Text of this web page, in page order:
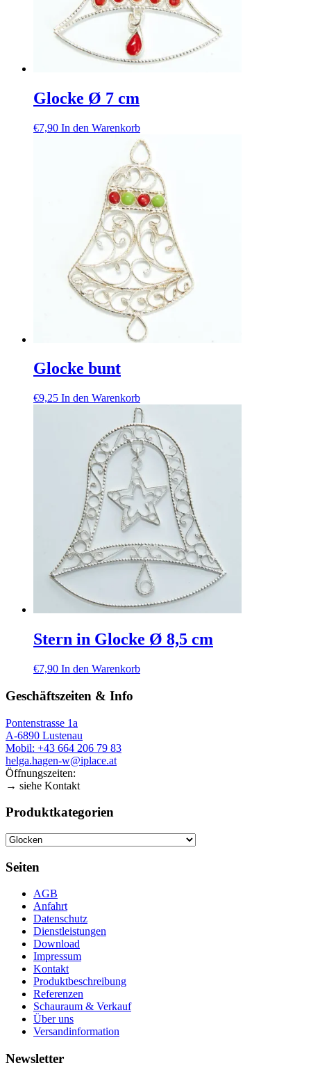
Glocke Ø 7 cm
€7,90 In den Warenkorb
Glocke bunt
€9,25 In den Warenkorb
Stern in Glocke Ø 8,5 cm
€7,90 In den Warenkorb
Geschäftszeiten & Info
Pontenstrasse 1a
A-6890 Lustenau
Mobil: +43 664 206 79 83
helga.hagen-w@iplace.at
Öffnungszeiten:
→ siehe Kontakt
Produktkategorien
Seiten
AGB
Anfahrt
Datenschutz
Dienstleistungen
Download
Impressum
Kontakt
Produktbeschreibung
Referenzen
Schauraum & Verkauf
Über uns
Versandinformation
Newsletter